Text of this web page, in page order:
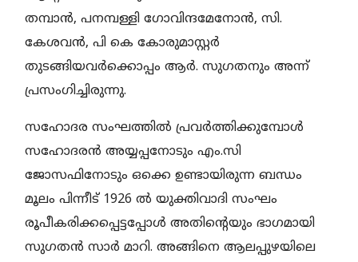
തമ്പാന്‍, പനമ്പള്ളി ഗോവിന്ദമേനോന്‍, സി.
കേശവന്‍, പി കെ കോരുമാസ്റ്റര്‍
തുടങ്ങിയവര്‍ക്കൊപ്പം ആര്‍. സുഗതനും അന്ന്
പ്രസംഗിച്ചിരുന്നു.
സഹോദര സംഘത്തില്‍ പ്രവര്‍ത്തിക്കുമ്പോള്‍
സഹോദരന്‍ അയ്യപ്പനോടും എം.സി
ജോസഫിനോടും ഒക്കെ ഉണ്ടായിരുന്ന ബന്ധം
മൂലം പിന്നീട് 1926 ല്‍ യുക്തിവാദി സംഘം
രൂപീകരിക്കപ്പെട്ടപ്പോള്‍ അതിന്റെയും ഭാഗമായി
സുഗതന്‍ സാര്‍ മാറി. അങ്ങിനെ ആലപ്പുഴയിലെ